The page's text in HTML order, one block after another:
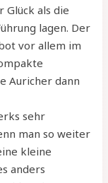
Glück als die
lagen. Der
vor allem im
Auricher dann
sehr
man so weiter
kleine
anders